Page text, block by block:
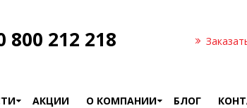
800 212 218
АКЦИИ
О КОМПАНИИ
БЛОГ